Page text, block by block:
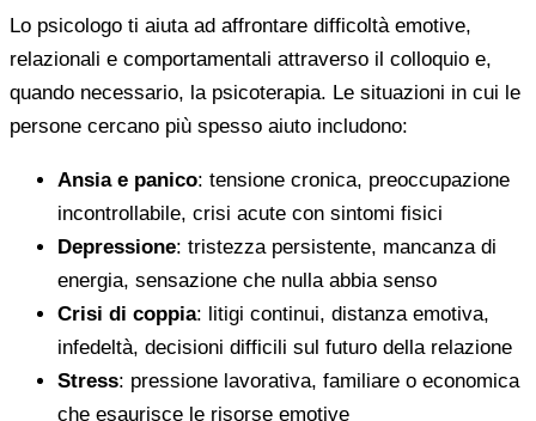
Lo psicologo ti aiuta ad affrontare difficoltà emotive,
relazionali e comportamentali attraverso il colloquio e,
quando necessario, la psicoterapia. Le situazioni in cui le
persone cercano più spesso aiuto includono:
Ansia e panico: tensione cronica, preoccupazione
incontrollabile, crisi acute con sintomi fisici
Depressione: tristezza persistente, mancanza di
energia, sensazione che nulla abbia senso
Crisi di coppia: litigi continui, distanza emotiva,
infedeltà, decisioni difficili sul futuro della relazione
Stress: pressione lavorativa, familiare o economica
che esaurisce le risorse emotive